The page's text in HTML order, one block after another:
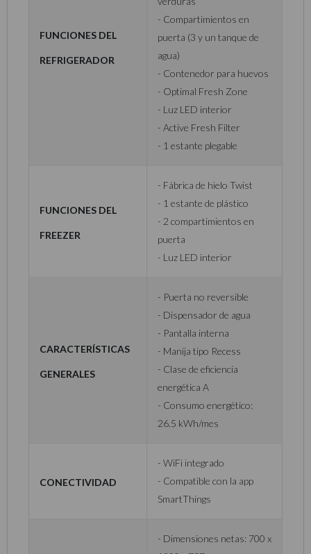
Funciones del
refrigerador
- Compartimientos en
puerta (3 y un tanque de
agua)
- Contenedor para huevos
- Optimal Fresh Zone
- Luz LED interior
- Active Fresh Filter
- 1 estante plegable
Funciones del
freezer
- Fábrica de hielo Twist
- 1 estante de plástico
- 2 compartimientos en
puerta
- Luz LED interior
Características
generales
- Puerta no reversible
- Dispensador de agua
- Pantalla interna
- Manija tipo Recess
- Clase de eficiencia
energética A
- Consumo energético:
26.5 kWh/mes
Conectividad
- WiFi integrado
- Compatible con la app
SmartThings
- Dimensiones netas: 700 x